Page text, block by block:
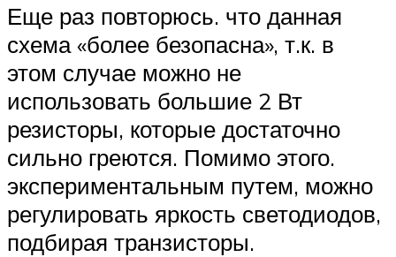
Еще раз повторюсь. что данная
схема «более безопасна», т.к. в
этом случае можно не
использовать большие 2 Вт
резисторы, которые достаточно
сильно греются. Помимо этого.
экспериментальным путем, можно
регулировать яркость светодиодов,
подбирая транзисторы.